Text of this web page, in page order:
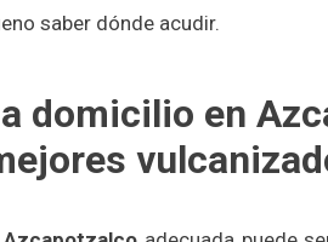
saber dónde acudir.
domicilio en